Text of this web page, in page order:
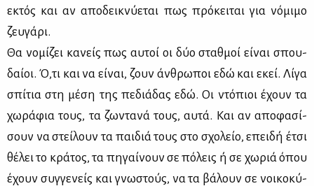
εκτός και αν απο­δει­κνύ­ε­ται πως πρό­κει­ται για νό­μι­μο
ζευ­γά­ρι.
Θα νο­μί­ζει κα­νείς πως αυ­τοί οι δύο σταθ­μοί εί­ναι σπου­
δαί­οι. Ό,τι και να εί­ναι, ζουν άν­θρω­ποι εδώ και εκεί. Λί­γα
σπί­τια στη μέ­ση της πε­διά­δας εδώ. Οι ντό­πιοι έχουν τα
χω­ρά­φια τους, τα ζω­ντα­νά τους, αυ­τά. Και αν απο­φα­σί­
σουν να στεί­λουν τα παι­διά τους στο σχο­λείο, επει­δή έτσι
θέ­λει το κρά­τος, τα πη­γαί­νουν σε πό­λεις ή σε χω­ριά όπου
έχουν συγ­γε­νείς και γνω­στούς, να τα βά­λουν σε νοι­κο­κύ­